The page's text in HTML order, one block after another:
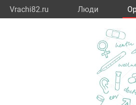
Vrachi82.ru Люди